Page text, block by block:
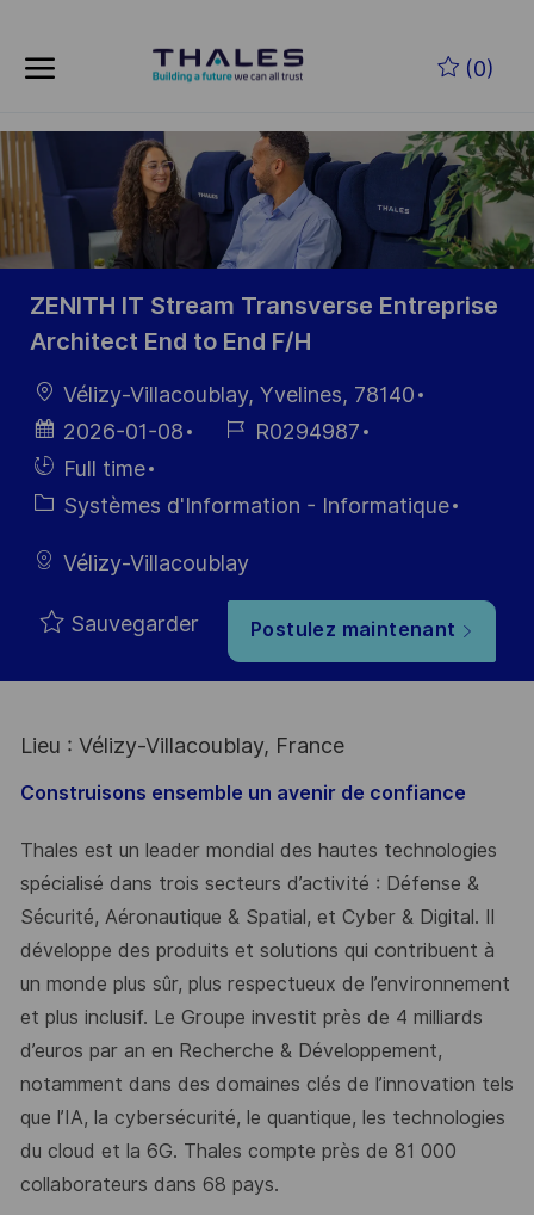
(0)
-
ZENITH IT Stream Transverse Entreprise
Architect End to End F/H
localisation
Vélizy-Villacoublay, Yvelines, 78140
Date
d’affichage
2026-01-08
Référence
R0294987
Hiring
Type
Full time
Catégorie
Systèmes d'Information - Informatique
Vélizy-Villacoublay
Sauvegarder Postulez maintenant
Lieu : Vélizy-Villacoublay, France
Construisons ensemble un avenir de confiance
Thales est un leader mondial des hautes technologies
spécialisé dans trois secteurs d’activité : Défense &
Sécurité, Aéronautique & Spatial, et Cyber & Digital. Il
développe des produits et solutions qui contribuent à
un monde plus sûr, plus respectueux de l’environnement
et plus inclusif. Le Groupe investit près de 4 milliards
d’euros par an en Recherche & Développement,
notamment dans des domaines clés de l’innovation tels
que l’IA, la cybersécurité, le quantique, les technologies
du cloud et la 6G. Thales compte près de 81 000
collaborateurs dans 68 pays.